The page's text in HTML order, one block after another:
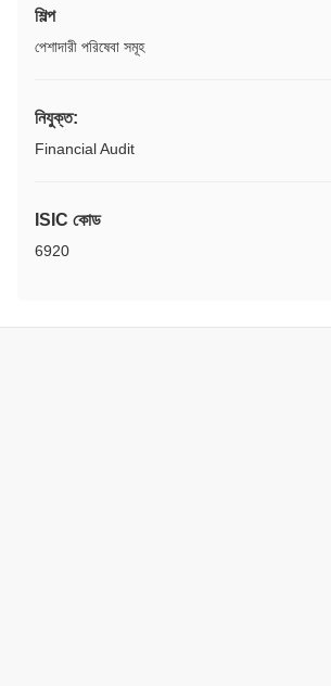
শিল্প
পেশাদারী পরিষেবা সমূহ
নিযুক্ত:
Financial Audit
ISIC কোড
6920